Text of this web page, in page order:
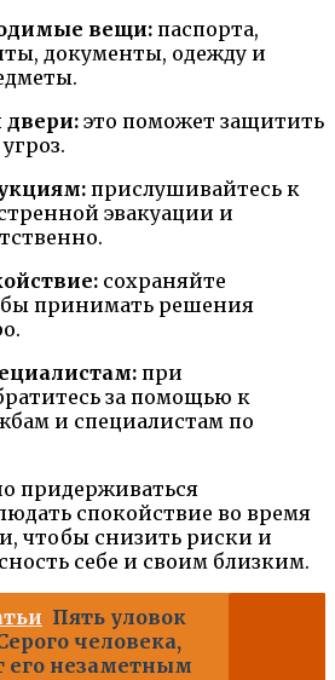
вещи: паспорта,
документы, одежду и
двери: это поможет защитить
прислушивайтесь к
эвакуации и
сохраняйте
принимать решения
при
за помощью к
и специалистам по
придерживаться
спокойствие во время
чтобы снизить риски и
себе и своим близким.
Пять уловок
человека,
его незаметным